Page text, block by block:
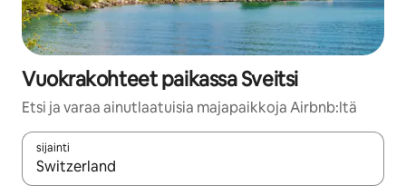
Vuokrakohteet paikassa Sveitsi
Etsi ja varaa ainutlaatuisia majapaikkoja Airbnb:ltä
sijainti
Kun tulokset ovat saatavilla, navigoi ylös- ja alas-